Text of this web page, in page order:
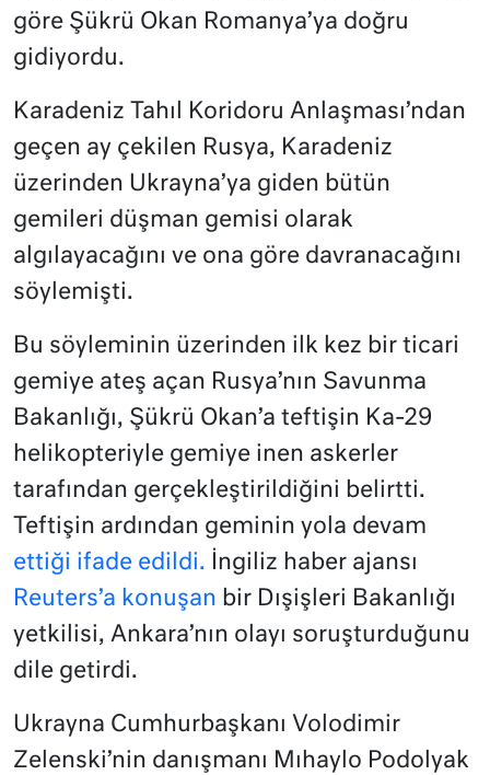
göre Şükrü Okan Romanya’ya doğru
gidiyordu.
Karadeniz Tahıl Koridoru Anlaşması’ndan
geçen ay çekilen Rusya, Karadeniz
üzerinden Ukrayna’ya giden bütün
gemileri düşman gemisi olarak
algılayacağını ve ona göre davranacağını
söylemişti.
Bu söyleminin üzerinden ilk kez bir ticari
gemiye ateş açan Rusya’nın Savunma
Bakanlığı, Şükrü Okan’a teftişin Ka-29
helikopteriyle gemiye inen askerler
tarafından gerçekleştirildiğini belirtti.
Teftişin ardından geminin yola devam
ettiği ifade edildi. İngiliz haber ajansı
Reuters’a konuşan bir Dışişleri Bakanlığı
yetkilisi, Ankara’nın olayı soruşturduğunu
dile getirdi.
Ukrayna Cumhurbaşkanı Volodimir
Zelenski’nin danışmanı Mıhaylo Podolyak